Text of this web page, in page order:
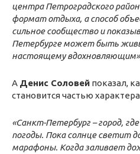
центра Петроградского
формат отдыха, а способ
сильное сообщество и
Петербурге может быть
настоящему
А Денис Соловей показал,
становится частью
«Санкт-Петербург – город,
погоды. Пока солнце светит
марафоны. Когда заливает